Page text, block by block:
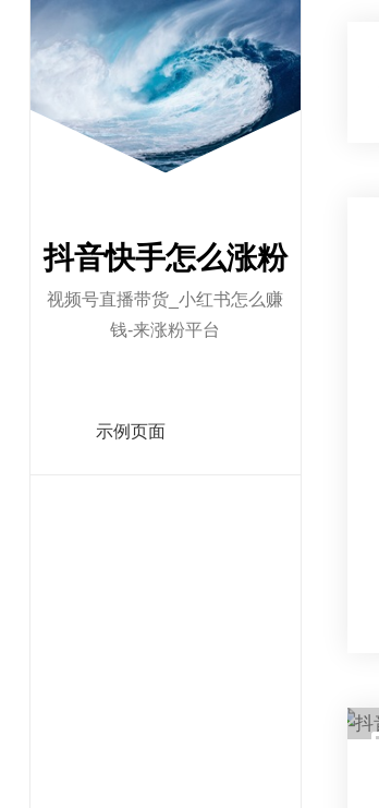
抖音快手怎么涨粉
视频号直播带货_小红书怎么赚
钱-来涨粉平台
示例页面